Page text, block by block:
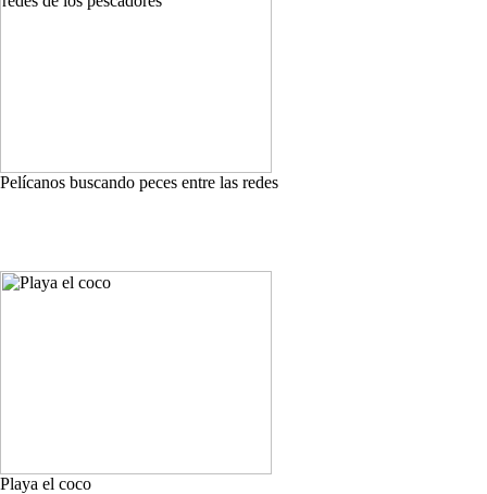
Pelícanos buscando peces entre las redes
Playa el coco